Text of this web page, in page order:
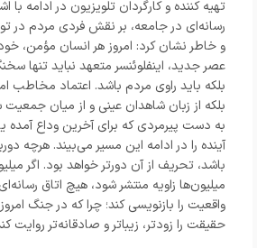
تهیه کننده و کارگردان تلویزیون در ادامه با
رسانه‌ای در جامعه، بر نقش فردی مردم در
و خاطر نشان کرد: امروز هر انسان مؤمن،
عصر جدید، اینفلوئنسر متعهد نباید تنها
بلکه باید راوی مردم باشد. اعتماد مخاطب
بلکه از زبان شاهدان عینی و از میان جمعیت
به دست پیرمردی که برای آخرین وداع آمده
آینده را در ادامه این مسیر می‌بیند. هرچه
باشد، تحریف از آن دورتر خواهد بود. اگر
میلیون‌ها زاویه منتشر شود، هیچ اتاق
واقعیت را بازنویسی کند؛ چرا که در جنگ
حقیقت را زودتر، زیباتر و صادقانه‌تر روایت